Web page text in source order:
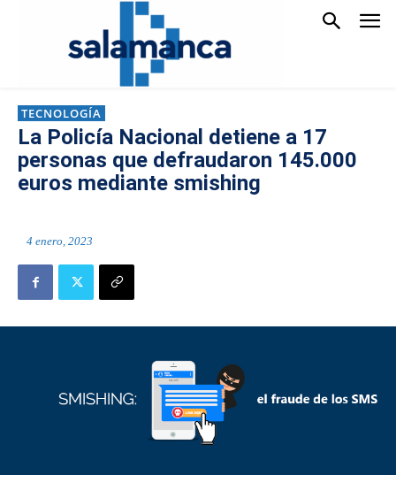
TECNOLOGÍA
La Policía Nacional detiene a 17
personas que defraudaron 145.000
euros mediante smishing
4 enero, 2023